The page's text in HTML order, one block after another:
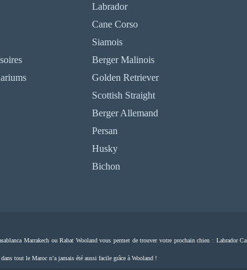
Labrador
Cane Corso
Siamois
Berger Malinois
Golden Retriever
Scottish Straight
Berger Allemand
Persan
Husky
Bichon
Marrakech ou Rabat Wooland vous permet de trouver votre prochain chien :
tout le Maroc n’a jamais été aussi facile grâce à Wooland !